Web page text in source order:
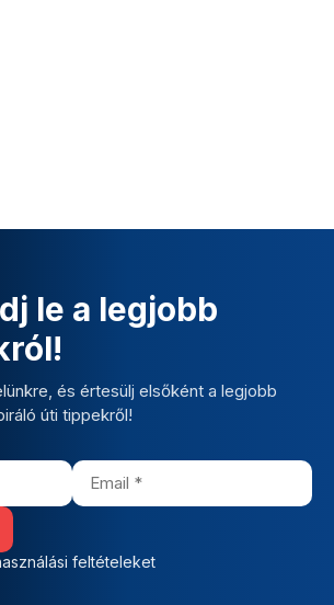
le a legjobb
és értesülj elsőként a legjobb
úti tippekről!
feltételeket